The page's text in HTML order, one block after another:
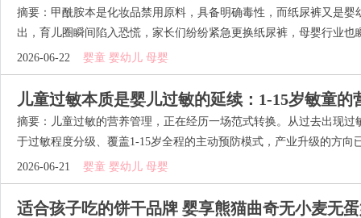
摘要：甲酰胺本是化妆品禁用原料，具备明确毒性，而纸尿裤又是
出，育儿圈瞬间陷入恐慌，家长们纷纷紧急更换纸尿裤，母婴行业也
2026-06-22 婴童 婴幼儿 母婴
儿童过敏本质是婴儿过敏的延续：1-15岁敏童的
摘要：儿童过敏的营养管理，正在经历一场范式转换。从过去出现
于过敏程度分级、覆盖1-15岁全程的主动预防模式，产业升级的方向
2026-06-21 婴童 婴幼儿 母婴
适合孩子吃的饼干品牌 婴享熊猫曲奇无小麦无